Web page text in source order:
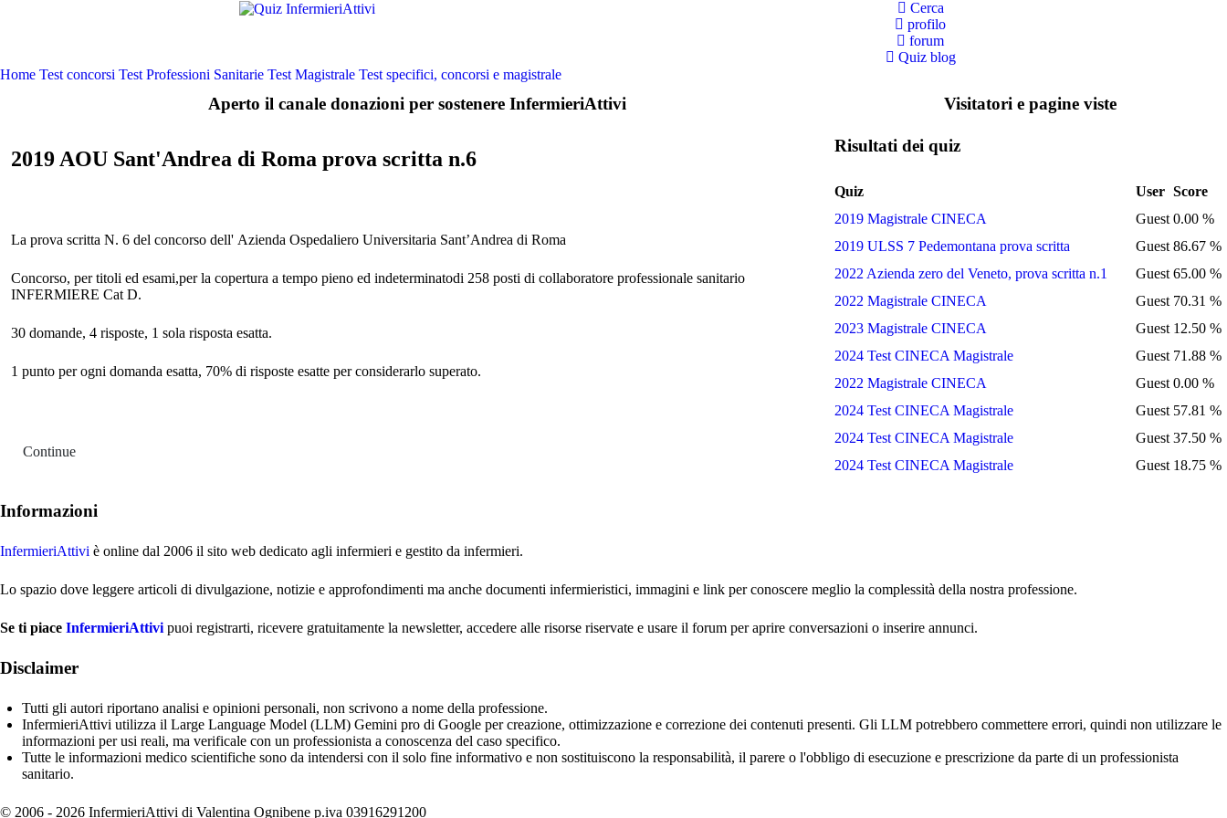
Cerca
profilo
forum
Quiz blog
Home Test concorsi Test Professioni Sanitarie Test Magistrale Test specifici, concorsi e magistrale
Aperto il canale donazioni per sostenere InfermieriAttivi
2019 AOU Sant'Andrea di Roma prova scritta n.6
La prova scritta N. 6 del concorso dell' Azienda Ospedaliero Universitaria Sant’Andrea di Roma
Concorso, per titoli ed esami,per la copertura a tempo pieno ed indeterminatodi 258 posti di collaboratore professionale sanitario
INFERMIERE Cat D.
30 domande, 4 risposte, 1 sola risposta esatta.
1 punto per ogni domanda esatta, 70% di risposte esatte per considerarlo superato.
Continue
Visitatori e pagine viste
Risultati dei quiz
Quiz User Score
2019 Magistrale CINECA
Guest 0.00 %
2019 ULSS 7 Pedemontana prova scritta
Guest 86.67 %
2022 Azienda zero del Veneto, prova scritta n.1
Guest 65.00 %
2022 Magistrale CINECA
Guest 70.31 %
2023 Magistrale CINECA
Guest 12.50 %
2024 Test CINECA Magistrale
Guest 71.88 %
2022 Magistrale CINECA
Guest 0.00 %
2024 Test CINECA Magistrale
Guest 57.81 %
2024 Test CINECA Magistrale
Guest 37.50 %
2024 Test CINECA Magistrale
Guest 18.75 %
Informazioni
InfermieriAttivi è online dal 2006 il sito web dedicato agli infermieri e gestito da infermieri.
Lo spazio dove leggere articoli di divulgazione, notizie e approfondimenti ma anche documenti infermieristici, immagini e link per conoscere meglio la complessità della nostra professione.
Se ti piace InfermieriAttivi puoi registrarti, ricevere gratuitamente la newsletter, accedere alle risorse riservate e usare il forum per aprire conversazioni o inserire annunci.
Disclaimer
Tutti gli autori riportano analisi e opinioni personali, non scrivono a nome della professione.
InfermieriAttivi utilizza il Large Language Model (LLM) Gemini pro di Google per creazione, ottimizzazione e correzione dei contenuti presenti. Gli LLM potrebbero commettere errori, quindi non utilizzare le
informazioni per usi reali, ma verificale con un professionista a conoscenza del caso specifico.
Tutte le informazioni medico scientifiche sono da intendersi con il solo fine informativo e non sostituiscono la responsabilità, il parere o l'obbligo di esecuzione e prescrizione da parte di un professionista
sanitario.
© 2006 - 2026 InfermieriAttivi di Valentina Ognibene p.iva 03916291200